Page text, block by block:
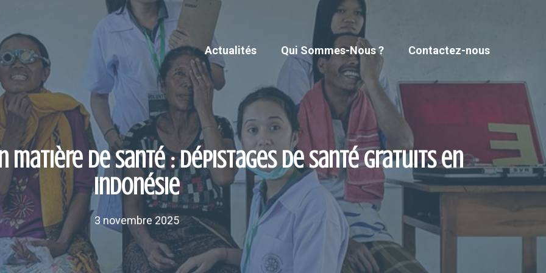
Actualités Qui Sommes-Nous ? Contactez-nous
matière de santé : dépistages de santé gratuits en
Indonésie
3 novembre 2025